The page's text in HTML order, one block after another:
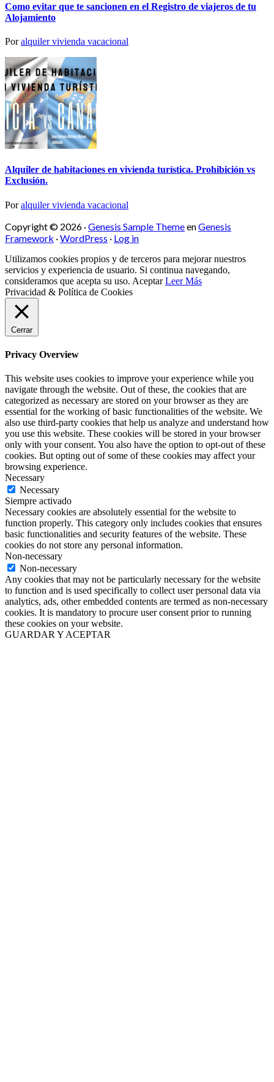
Como evitar que te sancionen en el Registro de viajeros de tu
Alojamiento
Poralquiler vivienda vacacional
Alquiler de habitaciones en vivienda turística. Prohibición vs
Exclusión.
Poralquiler vivienda vacacional
Copyright © 2026 ·Genesis Sample ThemeenGenesis
Framework ·WordPress · Log in
Utilizamos cookies propios y de terceros para mejorar nuestros
servicios y experiencia de usuario. Si continua navegando,
consideramos que acepta su uso. Aceptar Leer Más
Privacidad & Política de Cookies
Cerrar
Privacy Overview
This website uses cookies to improve your experience while you
navigate through the website. Out of these, the cookies that are
categorized as necessary are stored on your browser as they are
essential for the working of basic functionalities of the website. We
also use third-party cookies that help us analyze and understand how
you use this website. These cookies will be stored in your browser
only with your consent. You also have the option to opt-out of these
cookies. But opting out of some of these cookies may affect your
browsing experience.
Necessary
Necessary
Siempre activado
Necessary cookies are absolutely essential for the website to
function properly. This category only includes cookies that ensures
basic functionalities and security features of the website. These
cookies do not store any personal information.
Non-necessary
Non-necessary
Any cookies that may not be particularly necessary for the website
to function and is used specifically to collect user personal data via
analytics, ads, other embedded contents are termed as non-necessary
cookies. It is mandatory to procure user consent prior to running
these cookies on your website.
GUARDAR Y ACEPTAR